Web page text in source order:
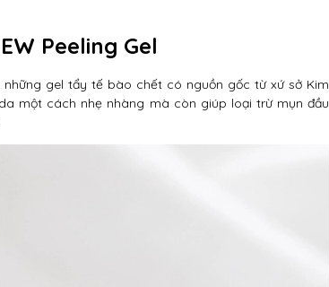
Peeling Gel
gel tẩy tế bào chết có nguồn gốc từ xứ sở Kim
một cách nhẹ nhàng mà còn giúp loại trừ mụn đầu